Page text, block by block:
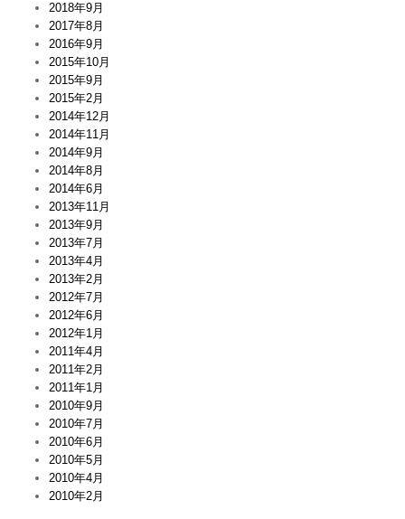
2018年9月
2017年8月
2016年9月
2015年10月
2015年9月
2015年2月
2014年12月
2014年11月
2014年9月
2014年8月
2014年6月
2013年11月
2013年9月
2013年7月
2013年4月
2013年2月
2012年7月
2012年6月
2012年1月
2011年4月
2011年2月
2011年1月
2010年9月
2010年7月
2010年6月
2010年5月
2010年4月
2010年2月